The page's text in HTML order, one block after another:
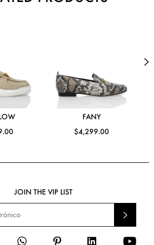
FANY
$4,299.00
JOIN THE VIP LIST
ENVI
AR